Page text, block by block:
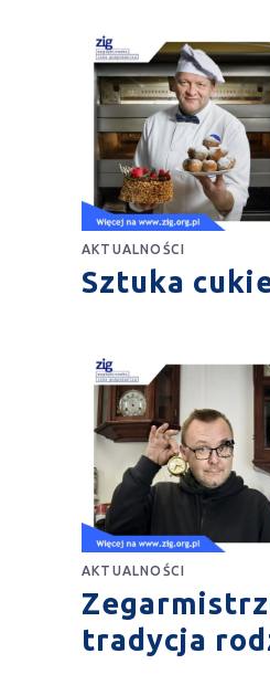
AKTUALNOŚCI
Sztuka
AKTUALNOŚCI
tradycja